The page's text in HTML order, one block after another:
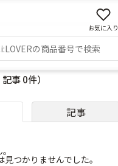
お気に入り
録
探す
事 0件）
記事
つかりませんでした。